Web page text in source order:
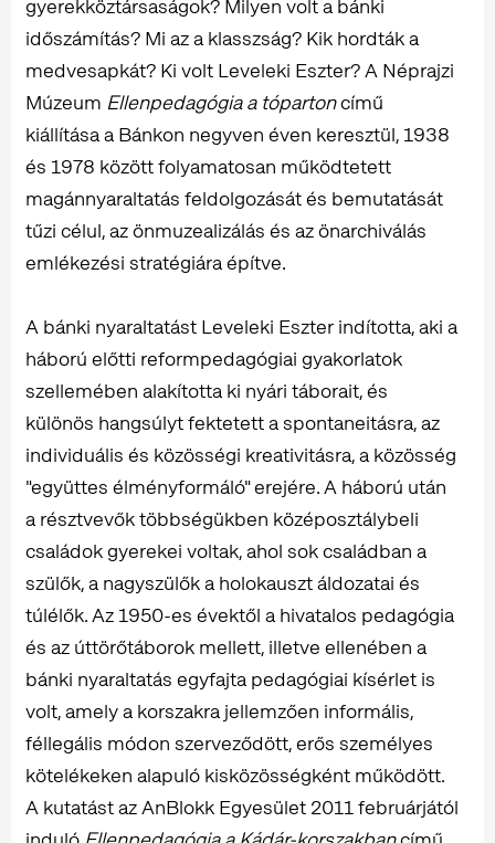
gyerekköztársaságok? Milyen volt a bánki
időszámítás? Mi az a klasszság? Kik hordták a
medvesapkát? Ki volt Leveleki Eszter? A Néprajzi
Múzeum Ellenpedagógia a tópartoncímű
kiállítása a Bánkon negyven éven keresztül, 1938
és 1978 között folyamatosan működtetett
magánnyaraltatás feldolgozását és bemutatását
tűzi célul, az önmuzealizálás és az önarchiválás
emlékezési stratégiára építve.
A bánki nyaraltatást Leveleki Eszter indította, aki a
háború előtti reformpedagógiai gyakorlatok
szellemében alakította ki nyári táborait, és
különös hangsúlyt fektetett a spontaneitásra, az
individuális és közösségi kreativitásra, a közösség
"együttes élményformáló" erejére. A háború után
a résztvevők többségükben középosztálybeli
családok gyerekei voltak, ahol sok családban a
szülők, a nagyszülők a holokauszt áldozatai és
túlélők. Az 1950-es évektől a hivatalos pedagógia
és az úttörőtáborok mellett, illetve ellenében a
bánki nyaraltatás egyfajta pedagógiai kísérlet is
volt, amely a korszakra jellemzően informális,
féllegális módon szerveződött, erős személyes
kötelékeken alapuló kisközösségként működött.
A kutatást az AnBlokk Egyesület 2011 februárjától